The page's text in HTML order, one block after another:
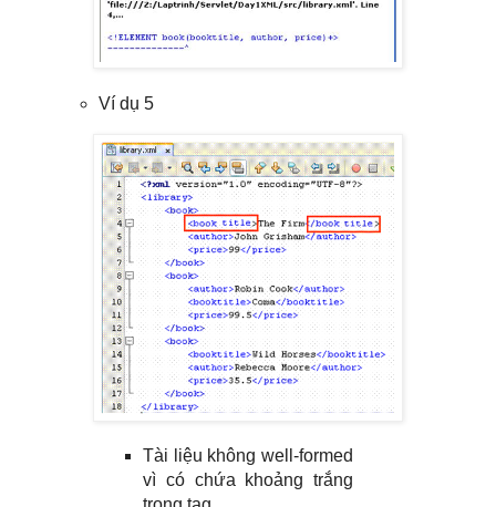
Ví dụ 5
Tài liệu không well-formed
vì có chứa khoảng trắng